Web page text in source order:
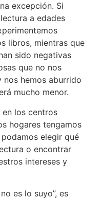
excepción. Si
a edades
libros, mientras que
sido negativas
que no nos
nos hemos aburrido
mucho menor.
los centros
hogares tengamos
elegir qué
o encontrar
intereses y
es lo suyo”, es